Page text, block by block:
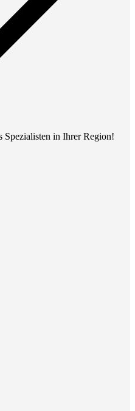
Spezialisten in Ihrer Region!